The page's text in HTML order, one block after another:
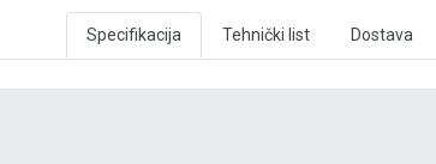
Specifikacija Tehnički list Dostava